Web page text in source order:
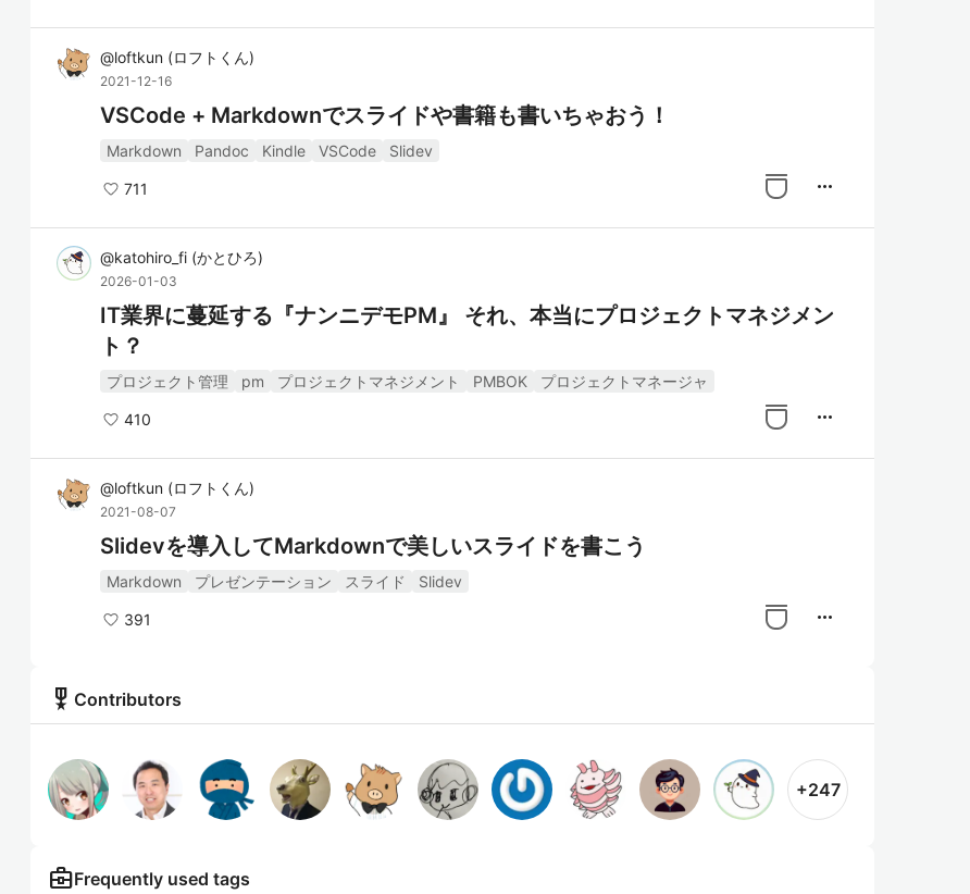
@loftkun (ロフトくん)
2021-12-16
VSCode + Markdownでスライドや書籍も書いちゃおう！
Markdown Pandoc Kindle VSCode Slidev
711 more_horiz
@katohiro_fi (かとひろ)
2026-01-03
IT業界に蔓延する『ナンニデモPM』 それ、本当にプロジェクトマネジメン
ト？
プロジェクト管理 pm プロジェクトマネジメント PMBOK プロジェクトマネージャ
410 more_horiz
@loftkun (ロフトくん)
2021-08-07
Slidevを導入してMarkdownで美しいスライドを書こう
Markdown プレゼンテーション スライド Slidev
391 more_horiz
military_tech Contributors
+247
business_centerFrequently used tags